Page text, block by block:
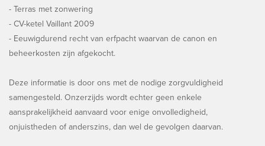
- Terras met zonwering
- CV-ketel Vaillant 2009
- Eeuwigdurend recht van erfpacht waarvan de canon en
beheerkosten zijn afgekocht.
Deze informatie is door ons met de nodige zorgvuldigheid
samengesteld. Onzerzijds wordt echter geen enkele
aansprakelijkheid aanvaard voor enige onvolledigheid,
onjuistheden of anderszins, dan wel de gevolgen daarvan.